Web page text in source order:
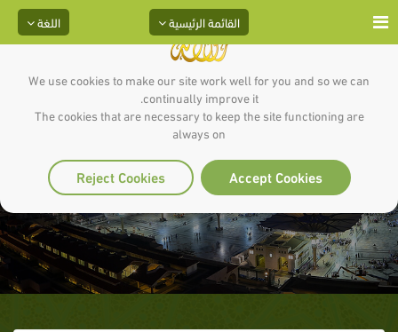
We use cookies to make our site work well for you and so we can
continually improve it.
The cookies that are necessary to keep the site functioning are
always on
Accept Cookies
Reject Cookies
اللغة القائمة الرئيسية
ذكره سبحانه وتعالى